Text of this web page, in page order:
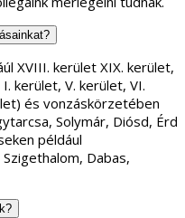
XVIII. kerület XIX. kerület,
kerület, V. kerület, VI.
és vonzáskörzetében
Solymár, Diósd, Érd
például
Dabas,